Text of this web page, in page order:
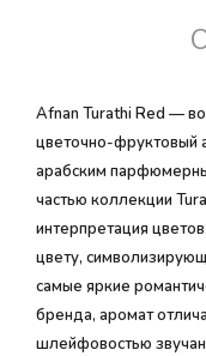
Afnan Turathi Red —
цветочно-фруктовый
арабским
частью коллекции
интерпретация
цвету,
самые яркие
бренда, аромат
шлейфовостью